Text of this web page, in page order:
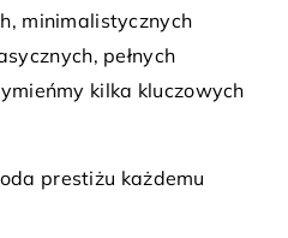
minimalistycznych
pełnych
kilka kluczowych
prestiżu każdemu